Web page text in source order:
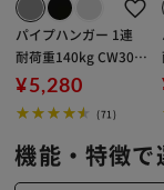
パイプハンガー 1連
耐荷重140kg CW300
1-T5 シルバー
¥5,280
(71)
機能・特徴で
※ご確認く